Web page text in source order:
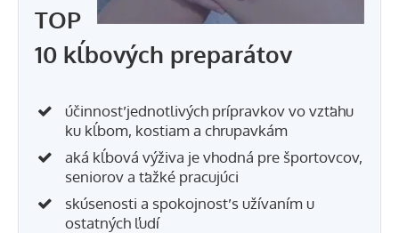
TOP
10 kĺbových preparátov
účinnosť jednotlivých prípravkov vo vzťahu
ku kĺbom, kostiam a chrupavkám
aká kĺbová výživa je vhodná pre športovcov,
seniorov a ťažké pracujúci
skúsenosti a spokojnosť s užívaním u
ostatných ľudí